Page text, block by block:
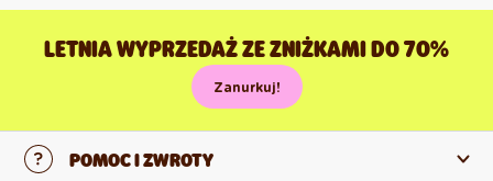
LETNIA WYPRZEDAŻ ZE ZNIŻKAMI DO 70%
Zanurkuj!
POMOC I ZWROTY